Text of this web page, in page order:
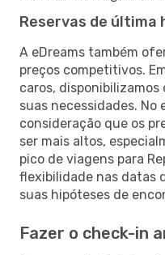
Reservas de última
A eDreams também
preços competitivos.
caros, disponibilizamos
suas necessidades.
consideração que os
ser mais altos,
pico de viagens para
flexibilidade nas datas
suas hipóteses de
Fazer o check-in